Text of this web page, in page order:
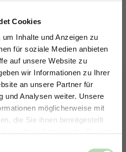
Cookies
Inhalte und Anzeigen zu
für soziale Medien anbieten
auf unsere Website zu
wir Informationen zu Ihrer
an unsere Partner für
und Analysen weiter. Unsere
möglicherweise mit
die Sie ihnen bereitgestellt
Ihrer Nutzung der Dienste
RABATT AUF